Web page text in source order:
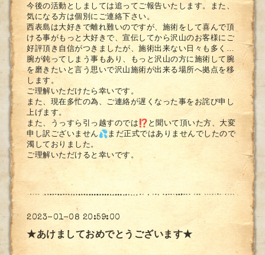
今後の活動としましては追ってご報告いたします。また、
気になる方は個別にご連絡下さい。
西表島は大好きで離れ難いのですが、 施術をして喜んで頂
ける事がもっと大好きで、宣伝してから沢山のお客様にご
好評頂き自信がつきましたが、施術出来ない日々も多く…
腕が鈍ってしまう事もあり、もっと沢山の方に施術して腕
を磨きたいと言う思いで沢山施術が出 来る場所へ拠点を移
します。
ご理解いただけたら幸いです。
また、現在多忙の為、 ご連絡が遅くなった事をお詫び申し
上げます。
また、うっすら引っ越すのでは
と聞いて頂いた方、大変
申し訳ございません
まだ正式ではありませんでしたので
濁しておりました。
ご理解いただけると幸いです。
2023-01-08 20:59:00
★あけましておめでとうございます★